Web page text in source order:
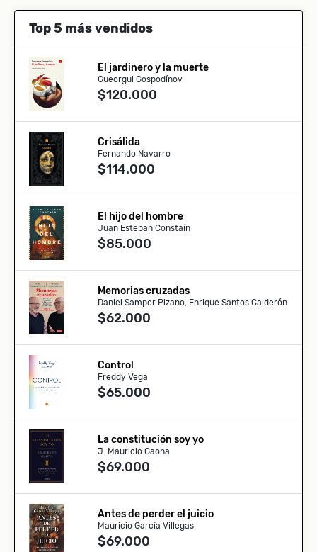
Top 5 más vendidos
El jardinero y la muerte
Gueorgui Gospodínov
$120.000
Crisálida
Fernando Navarro
$114.000
El hijo del hombre
Juan Esteban Constaín
$85.000
Memorias cruzadas
Daniel Samper Pizano, Enrique Santos Calderón
$62.000
Control
Freddy Vega
$65.000
La constitución soy yo
J. Mauricio Gaona
$69.000
Antes de perder el juicio
Mauricio García Villegas
$69.000